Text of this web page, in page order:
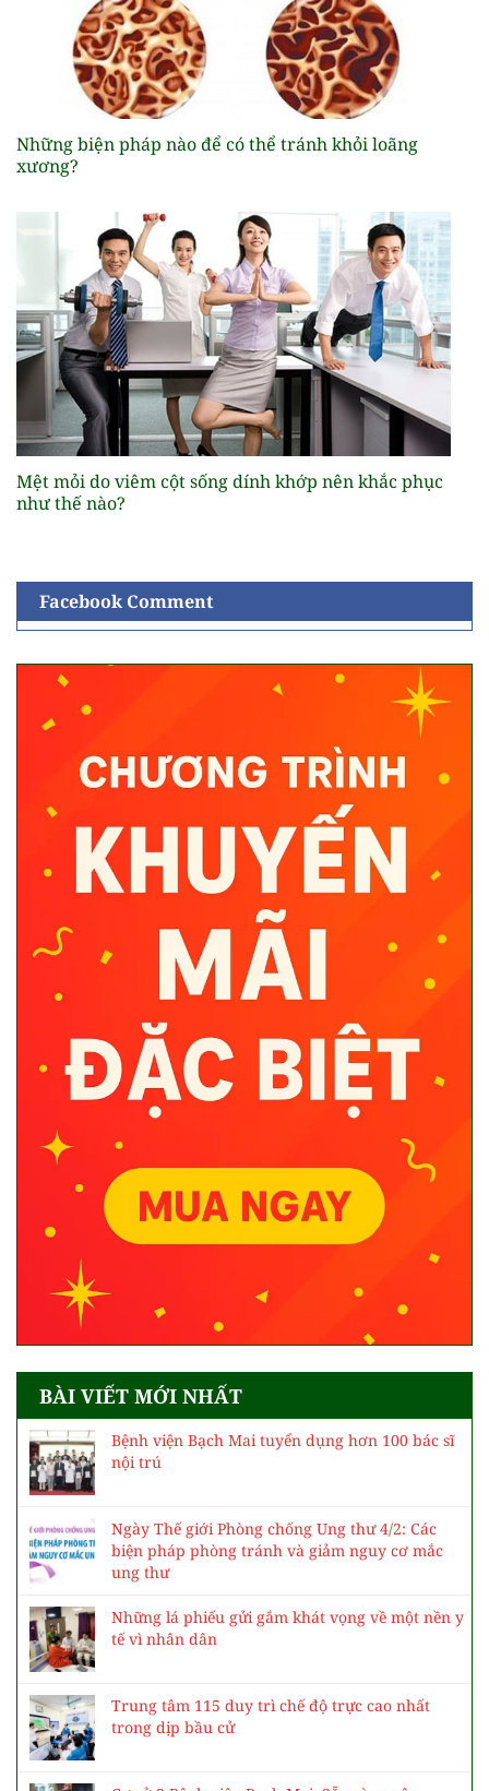
Những biện pháp nào để có thể tránh khỏi loãng
xương?
Mệt mỏi do viêm cột sống dính khớp nên khắc phục
như thế nào?
Facebook Comment
BÀI VIẾT MỚI NHẤT
Bệnh viện Bạch Mai tuyển dụng hơn 100 bác sĩ
nội trú
Ngày Thế giới Phòng chống Ung thư 4/2: Các
biện pháp phòng tránh và giảm nguy cơ mắc
ung thư
Những lá phiếu gửi gắm khát vọng về một nền y
tế vì nhân dân
Trung tâm 115 duy trì chế độ trực cao nhất
trong dịp bầu cử